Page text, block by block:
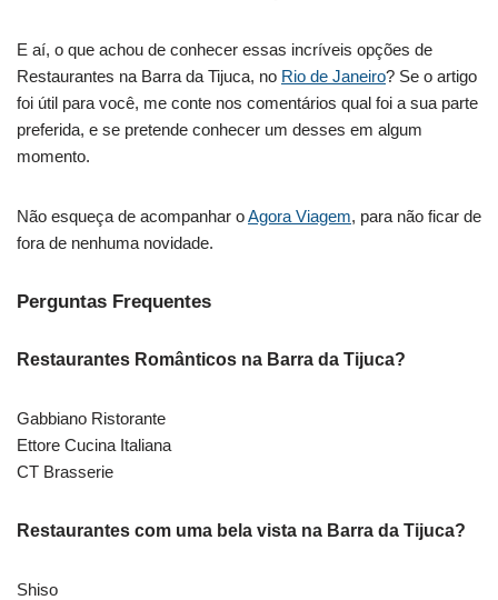
E aí, o que achou de conhecer essas incríveis opções de
Restaurantes na Barra da Tijuca, no Rio de Janeiro? Se o artigo
foi útil para você, me conte nos comentários qual foi a sua parte
preferida, e se pretende conhecer um desses em algum
momento.
Não esqueça de acompanhar oAgora Viagem, para não ficar de
fora de nenhuma novidade.
Perguntas Frequentes
Restaurantes Românticos na Barra da Tijuca?
Gabbiano Ristorante
Ettore Cucina Italiana
CT Brasserie
Restaurantes com uma bela vista na Barra da Tijuca?
Shiso